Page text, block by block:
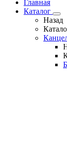
Главная
Каталог
Назад